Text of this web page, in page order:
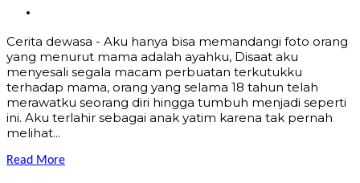
Cerita dewasa - Aku hanya bisa memandangi foto orang
yang menurut mama adalah ayahku, Disaat aku
menyesali segala macam perbuatan terkutukku
terhadap mama, orang yang selama 18 tahun telah
merawatku seorang diri hingga tumbuh menjadi seperti
ini. Aku terlahir sebagai anak yatim karena tak pernah
melihat...
Read More